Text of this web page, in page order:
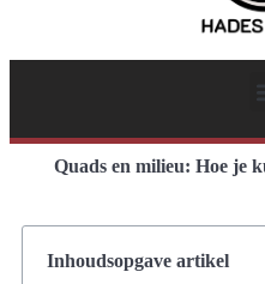
Quads en milieu: Hoe je
Inhoudsopgave artikel